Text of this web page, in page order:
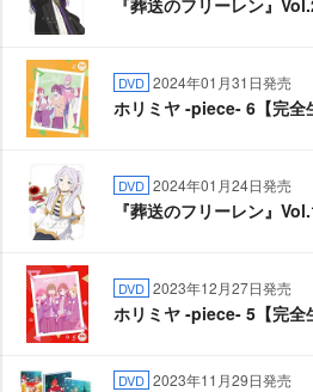
『葬送のフリーレン』
DVD 2024年01月31日発売
ホリミヤ -piece- 6【完全
DVD 2024年01月24日発売
『葬送のフリーレン』
DVD 2023年12月27日発売
ホリミヤ -piece- 5【完全
DVD 2023年11月29日発売